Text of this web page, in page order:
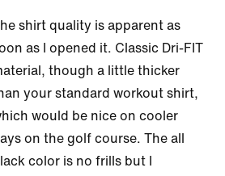
shirt quality is apparent as
as I opened it. Classic Dri-FIT
though a little thicker
your standard workout shirt,
would be nice on cooler
on the golf course. The all
color is no frills but I